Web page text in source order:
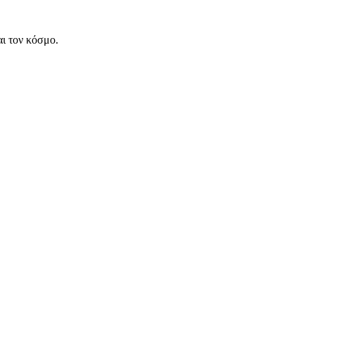
τον κόσμο.